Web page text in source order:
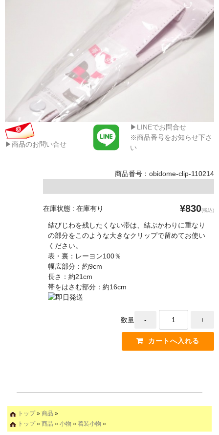
▶商品のお問い合せ
▶LINEでお問合せ
※商品番号をお知らせ下さ
い
商品番号：obidome-clip-110214
在庫状態 : 在庫有り ¥830(税込)
結びじわを残したくない帯は、結ぶかわりに重なり
の部分をこのような大きなクリップで留めてお使い
ください。
表・裏：レーヨン100％
幅広部分：約9cm
長さ：約21cm
帯をはさむ部分：約16cm
数量
トップ» 商品 »
トップ» 商品 » 小物 » 着装小物 »